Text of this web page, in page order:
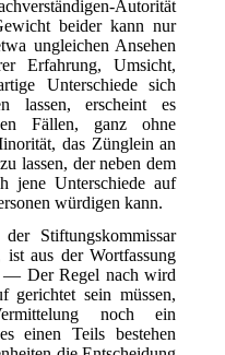
Autorität
beider kann nur
ungleichen Ansehen
Erfahrung, Umsicht,
Unterschiede sich
lassen, erscheint es
Fällen, ganz ohne
das Zünglein an
lassen, der neben dem
jene Unterschiede auf
würdigen kann.
Stiftungskommissar
aus der Wortfassung
— Der Regel nach wird
gerichtet sein müssen,
noch ein
einen Teils bestehen